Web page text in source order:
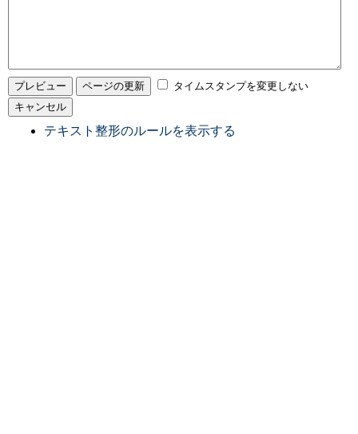
タイムスタンプを変更しない
テキスト整形のルールを表示する